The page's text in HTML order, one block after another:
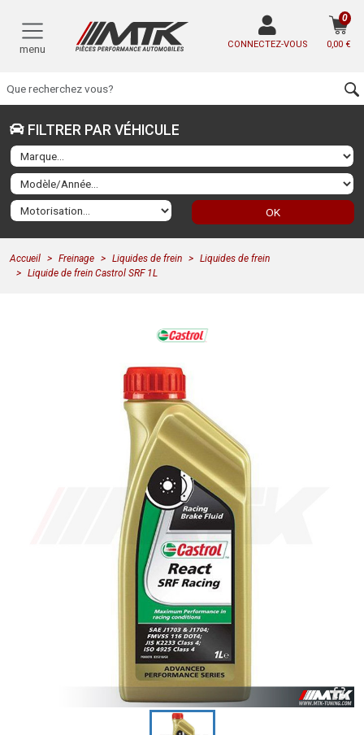
menu CONNECTEZ-VOUS 0,00 €
0
FILTRER PAR VÉHICULE
OK
Accueil Freinage Liquides de frein
Liquides de frein
Liquide de frein Castrol SRF 1L